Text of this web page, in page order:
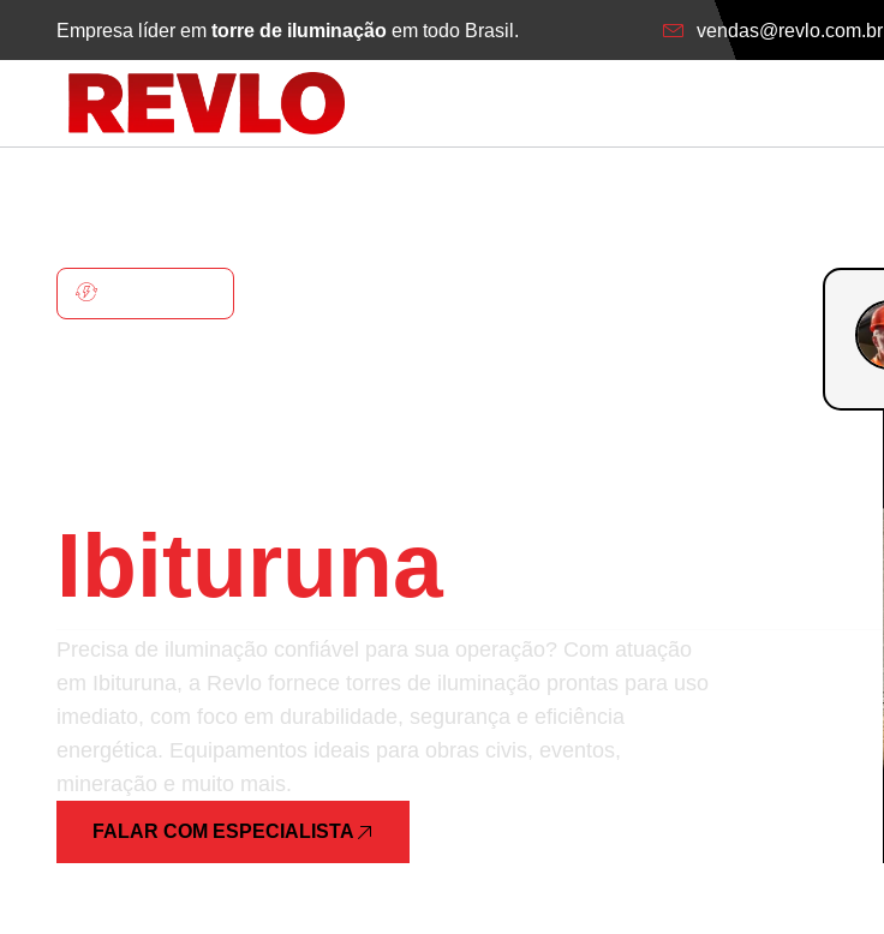
Empresa líder em torre de iluminação em todo Brasil. vendas@revlo.com.br
Ibituruna
Precisa de iluminação confiável para sua operação? Com atuação
em Ibituruna, a Revlo fornece torres de iluminação prontas para uso
imediato, com foco em durabilidade, segurança e eficiência
energética. Equipamentos ideais para obras civis, eventos,
mineração e muito mais.
FALAR COM ESPECIALISTA